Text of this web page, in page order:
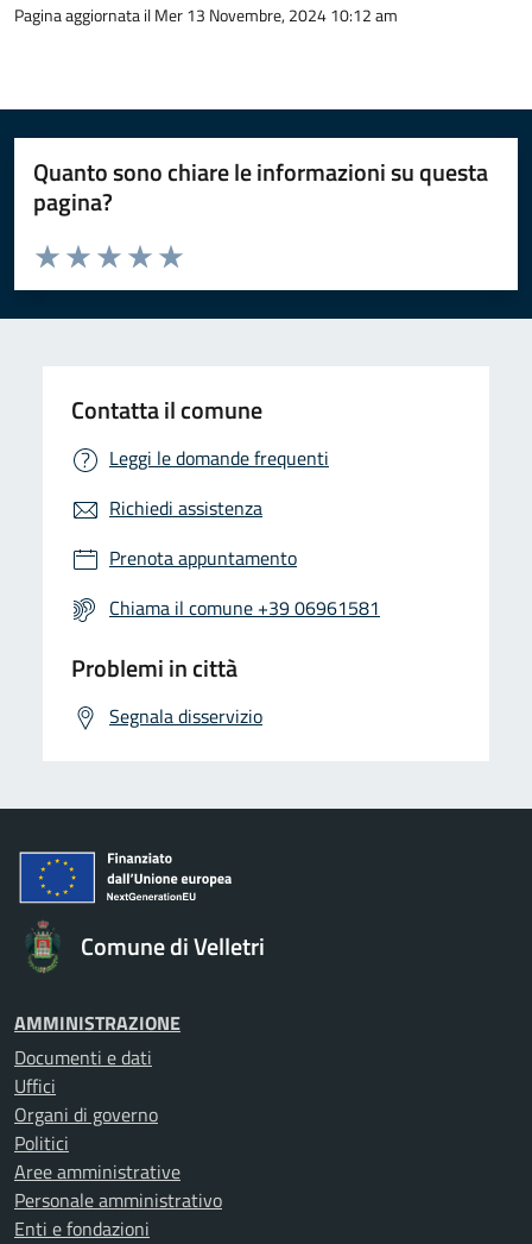
Pagina aggiornata il Mer 13 Novembre, 2024 10:12 am
Quanto sono chiare le informazioni su questa
pagina?
Valuta da 1 a 5 stelle la pagina
Valuta 5 stelle su 5
Valuta 4 stelle su 5
Valuta 3 stelle su 5
Valuta 2 stelle su 5
Valuta 1 stelle su 5
Contatta il comune
Leggi le domande frequenti
Richiedi assistenza
Prenota appuntamento
Chiama il comune +39 06961581
Problemi in città
Segnala disservizio
Comune di Velletri
AMMINISTRAZIONE
Documenti e dati
Uffici
Organi di governo
Politici
Aree amministrative
Personale amministrativo
Enti e fondazioni